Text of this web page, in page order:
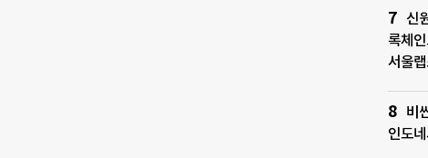
신
록체
서울
비
인도